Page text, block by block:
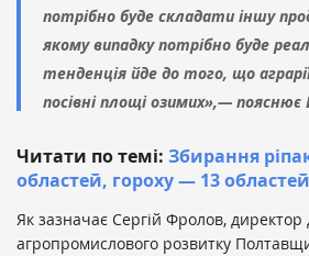
потрібно буде складати іншу
якому випадку потрібно буде
тенденція йде до того, що
посівні площі озимих»,—
Читати по темі: Збирання
областей, гороху — 13 областей
Як зазначає Сергій Фролов,
агропромислового розвитку